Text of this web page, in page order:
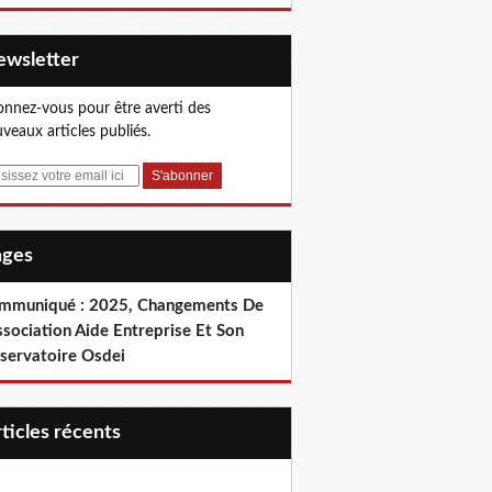
vous pour être averti des
articles publiés.
: 2025, Changements De
Aide Entreprise Et Son
Osdei
récents